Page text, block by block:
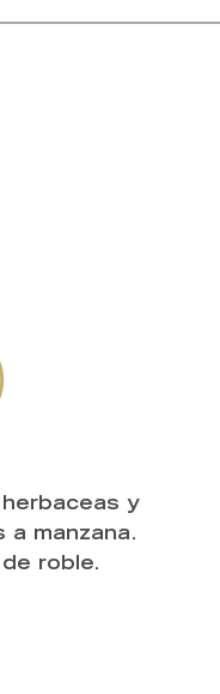
y
manzana.
roble.